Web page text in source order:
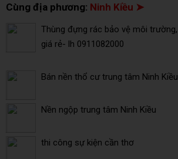
Cùng địa phương: Ninh Kiều ➤
Thùng đựng rác bảo vệ môi
giá rẻ- lh 0911082000
Bán nền thổ cư trung tâm Ninh
Nền ngộp trung tâm Ninh Kiều
thi công sự kiện cần thơ